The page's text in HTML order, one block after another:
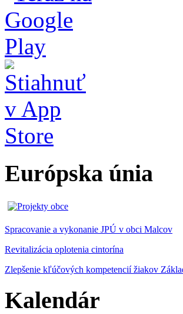
Európska únia
Spracovanie a vykonanie JPÚ v obci Malcov
Revitalizácia oplotenia cintorína
Zlepšenie kľúčových kompetencií žiakov
Kalendár